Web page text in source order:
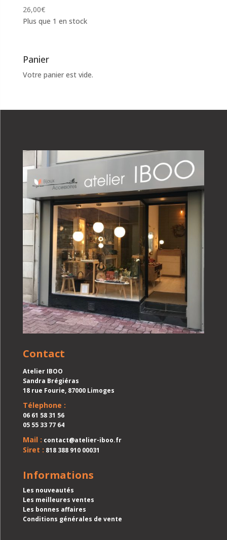
26,00€
Plus que 1 en stock
Panier
Votre panier est vide.
Contact
Atelier IBOO
Sandra Brégiéras
18 rue Fourie, 87000 Limoges
Télephone :
06 61 58 31 56
05 55 33 77 64
Mail : contact@atelier-iboo.fr
Siret : 818 388 910 00031
Informations
Les nouveautés
Les meilleures ventes
Les bonnes affaires
Conditions générales de vente